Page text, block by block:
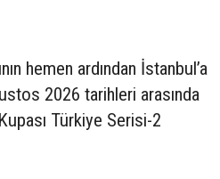
hemen ardından İstanbul’a
2026 tarihleri arasında
Türkiye Serisi-2